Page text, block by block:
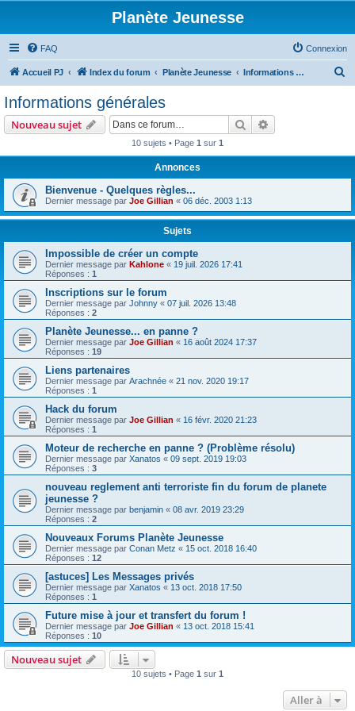
Planète Jeunesse
FAQ Connexion
Accueil PJ Index du forum Planète Jeunesse Informations générales
e
r
Informations générales
Nouveau sujet Rechercher
10 sujets • Page 1 sur 1
Annonces
Bienvenue - Quelques règles...
Dernier message par Joe Gillian « 06 déc. 2003 1:13
Sujets
Impossible de créer un compte
Dernier message par Kahlone « 19 juil. 2026 17:41
Réponses : 1
Inscriptions sur le forum
Dernier message par Johnny « 07 juil. 2026 13:48
Réponses : 2
Planète Jeunesse... en panne ?
Dernier message par Joe Gillian « 16 août 2024 17:37
Réponses : 19
Liens partenaires
Dernier message par Arachnée « 21 nov. 2020 19:17
Réponses : 1
Hack du forum
Dernier message par Joe Gillian « 16 févr. 2020 21:23
Réponses : 1
Moteur de recherche en panne ? (Problème résolu)
Dernier message par Xanatos « 09 sept. 2019 19:03
Réponses : 3
nouveau reglement anti terroriste fin du forum de planete
jeunesse ?
Dernier message par benjamin « 08 avr. 2019 23:29
Réponses : 2
Nouveaux Forums Planète Jeunesse
Dernier message par Conan Metz « 15 oct. 2018 16:40
Réponses : 12
[astuces] Les Messages privés
Dernier message par Xanatos « 13 oct. 2018 17:50
Réponses : 1
Future mise à jour et transfert du forum !
Dernier message par Joe Gillian « 13 oct. 2018 15:41
Réponses : 10
Nouveau sujet
10 sujets • Page 1 sur 1
Aller à